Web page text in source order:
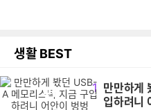
생활 BEST
1 만만하게
입하려니
만